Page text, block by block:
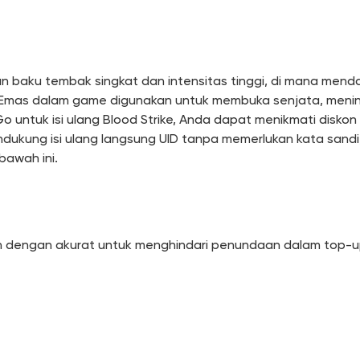
baku tembak singkat dan intensitas tinggi, di mana
dalam game digunakan untuk membuka senjata,
untuk isi ulang Blood Strike, Anda dapat menikmati
isi ulang langsung UID tanpa memerlukan kata
ini.
dengan akurat untuk menghindari penundaan dalam top-